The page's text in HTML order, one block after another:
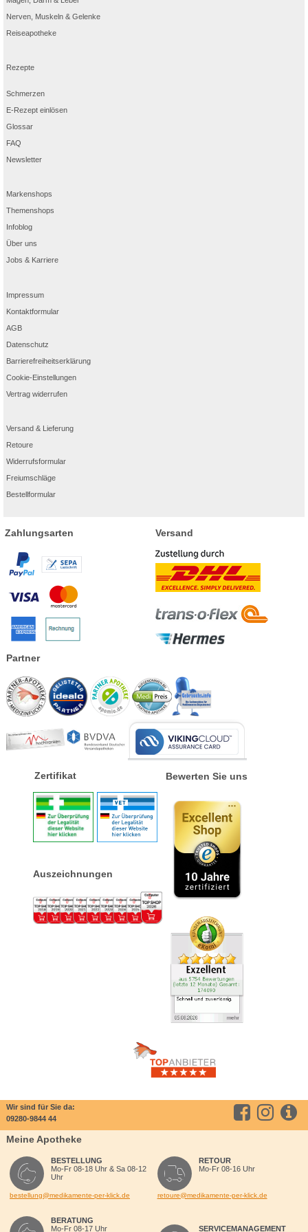
Nerven, Muskeln & Gelenke
Reiseapotheke
Rezepte
Schmerzen
E-Rezept einlösen
Glossar
FAQ
Newsletter
Markenshops
Themenshops
Infoblog
Über uns
Jobs & Karriere
Impressum
Kontaktformular
AGB
Datenschutz
Barrierefreiheitserklärung
Cookie-Einstellungen
Vertrag widerrufen
Versand & Lieferung
Retoure
Widerrufsformular
Freiumschläge
Bestellformular
Zahlungsarten Versand
Partner
Zertifikat
Auszeichnungen
Bewerten Sie uns
Wir sind für Sie da:
09280-9844 44
Meine Apotheke
BESTELLUNG
Mo-Fr 08-18 Uhr & Sa 08-12
Uhr
bestellung@medikamente-per-klick.de
BERATUNG
Mo-Fr 08-17 Uhr
RETOUR
Mo-Fr 08-16 Uhr
retoure@medikamente-per-klick.de
SERVICEMANAGEMENT